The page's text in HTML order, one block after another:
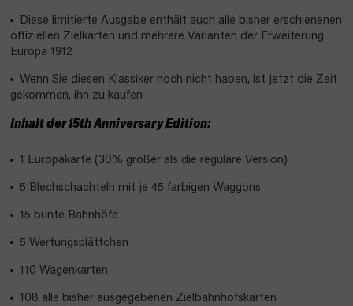
Diese limitierte Ausgabe enthält auch alle bisher erschienenen
offiziellen Zielkarten und mehrere Varianten der Erweiterung
Europa 1912
Wenn Sie diesen Klassiker noch nicht haben, ist jetzt die Zeit
gekommen, ihn zu kaufen
Inhalt der 15th Anniversary Edition:
1 Europakarte (30% größer als die reguläre Version)
5 Blechschachteln mit je 45 farbigen Waggons
15 bunte Bahnhöfe
5 Wertungsplättchen
110 Wagenkarten
108 alle bisher ausgegebenen Zielbahnhofskarten